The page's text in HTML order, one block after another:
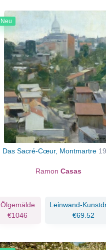
Neu
Das Sacré-Cœur, Montmartre
Ramon Casas
Ölgemälde
€1046
Leinwand-
€69.52